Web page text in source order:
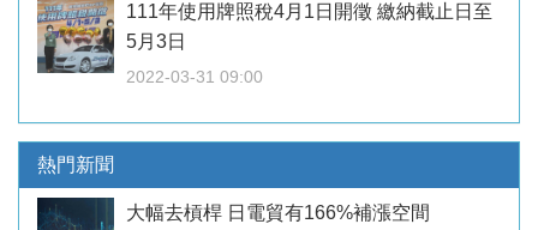
111年使用牌照稅4月1日開徵 繳納截止日至
5月3日
2022-03-31 09:00
熱門新聞
大幅去槓桿 日電貿有166%補漲空間